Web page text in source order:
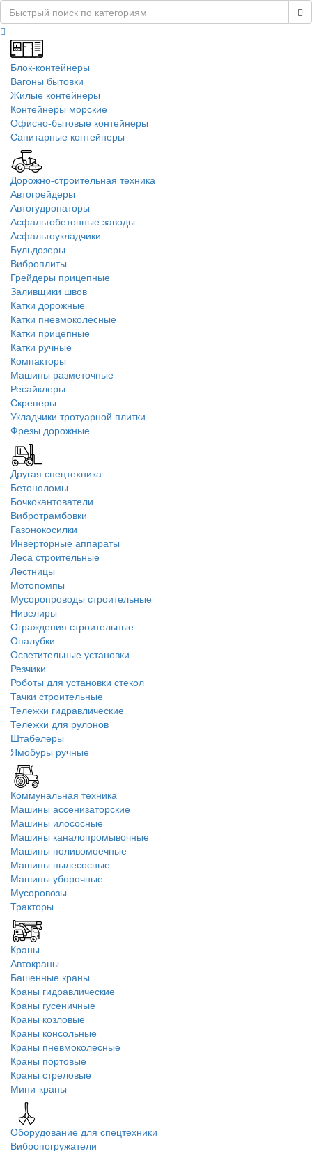
Блок-контейнеры
Вагоны бытовки
Жилые контейнеры
Контейнеры морские
Офисно-бытовые контейнеры
Санитарные контейнеры
Дорожно-строительная техника
Автогрейдеры
Автогудронаторы
Асфальтобетонные заводы
Асфальтоукладчики
Бульдозеры
Виброплиты
Грейдеры прицепные
Заливщики швов
Катки дорожные
Катки пневмоколесные
Катки прицепные
Катки ручные
Компакторы
Машины разметочные
Ресайклеры
Скреперы
Укладчики тротуарной плитки
Фрезы дорожные
Другая спецтехника
Бетоноломы
Бочкокантователи
Вибротрамбовки
Газонокосилки
Инверторные аппараты
Леса строительные
Лестницы
Мотопомпы
Мусоропроводы строительные
Нивелиры
Ограждения строительные
Опалубки
Осветительные установки
Резчики
Роботы для установки стекол
Тачки строительные
Тележки гидравлические
Тележки для рулонов
Штабелеры
Ямобуры ручные
Коммунальная техника
Машины ассенизаторские
Машины илососные
Машины каналопромывочные
Машины поливомоечные
Машины пылесосные
Машины уборочные
Мусоровозы
Тракторы
Краны
Автокраны
Башенные краны
Краны гидравлические
Краны гусеничные
Краны козловые
Краны консольные
Краны пневмоколесные
Краны портовые
Краны стреловые
Мини-краны
Оборудование для спецтехники
Вибропогружатели